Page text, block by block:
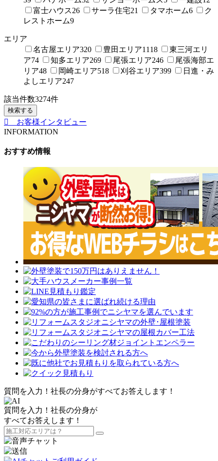
富士ハウス26 サーラ住宅21 タマホーム6
ク
レストホーム9
エリア
名古屋エリア320 豊田エリア1118
東三河エリ
ア74 知多エリア269 尾張エリア246
尾張海部エ
リア48 岡崎エリア518 刈谷エリア399
日進・み
よしエリア247
該当件数3274件
検索する
お客様インタビュー
INFORMATION
おすすめ情報
質問を入力！社長の分身がすべてお答えします！
質問を入力！社長の分身が
すべてお答えします！